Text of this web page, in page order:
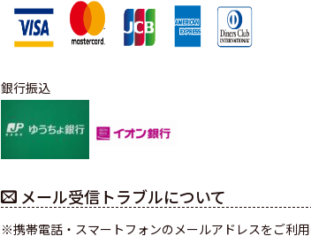
銀行振込
メール受信トラブルについて
※携帯電話・スマートフォンのメールアドレスをご利